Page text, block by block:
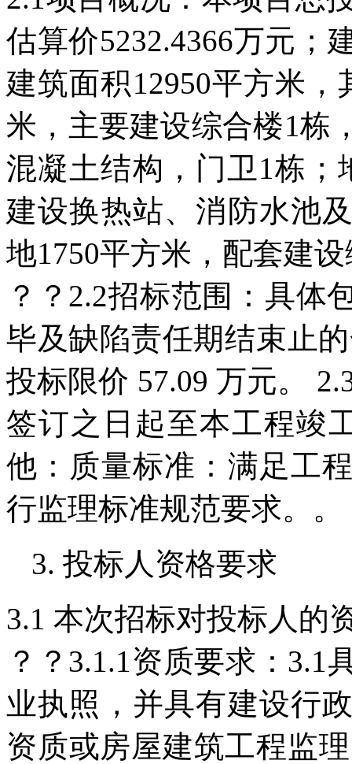
估算价5232.4366万元；
建筑面积12950平方米
米，主要建设综合楼1栋
混凝土结构，门卫1栋；
建设换热站、消防水池
地1750平方米，配套建
？？2.2招标范围：具体
毕及缺陷责任期结束止
投标限价 57.09 万元。
签订之日起至本工程竣
他：质量标准：满足工
行监理标准规范要求。。
3. 投标人资格要求
3.1 本次招标对投标人的
？？3.1.1资质要求：3.1
业执照，并具有建设行
资质或房屋建筑工程监